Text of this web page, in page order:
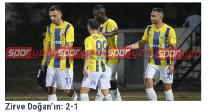
Zirve Doğan’ın: 2-1